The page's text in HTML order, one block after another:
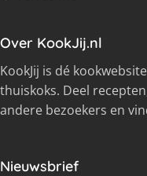
Over KookJij.nl
KookJij is dé
thuiskoks. Deel
andere bezoekers en
Nieuwsbrief